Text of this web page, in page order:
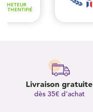
Livraison gratuite
dès 35€ d’achat